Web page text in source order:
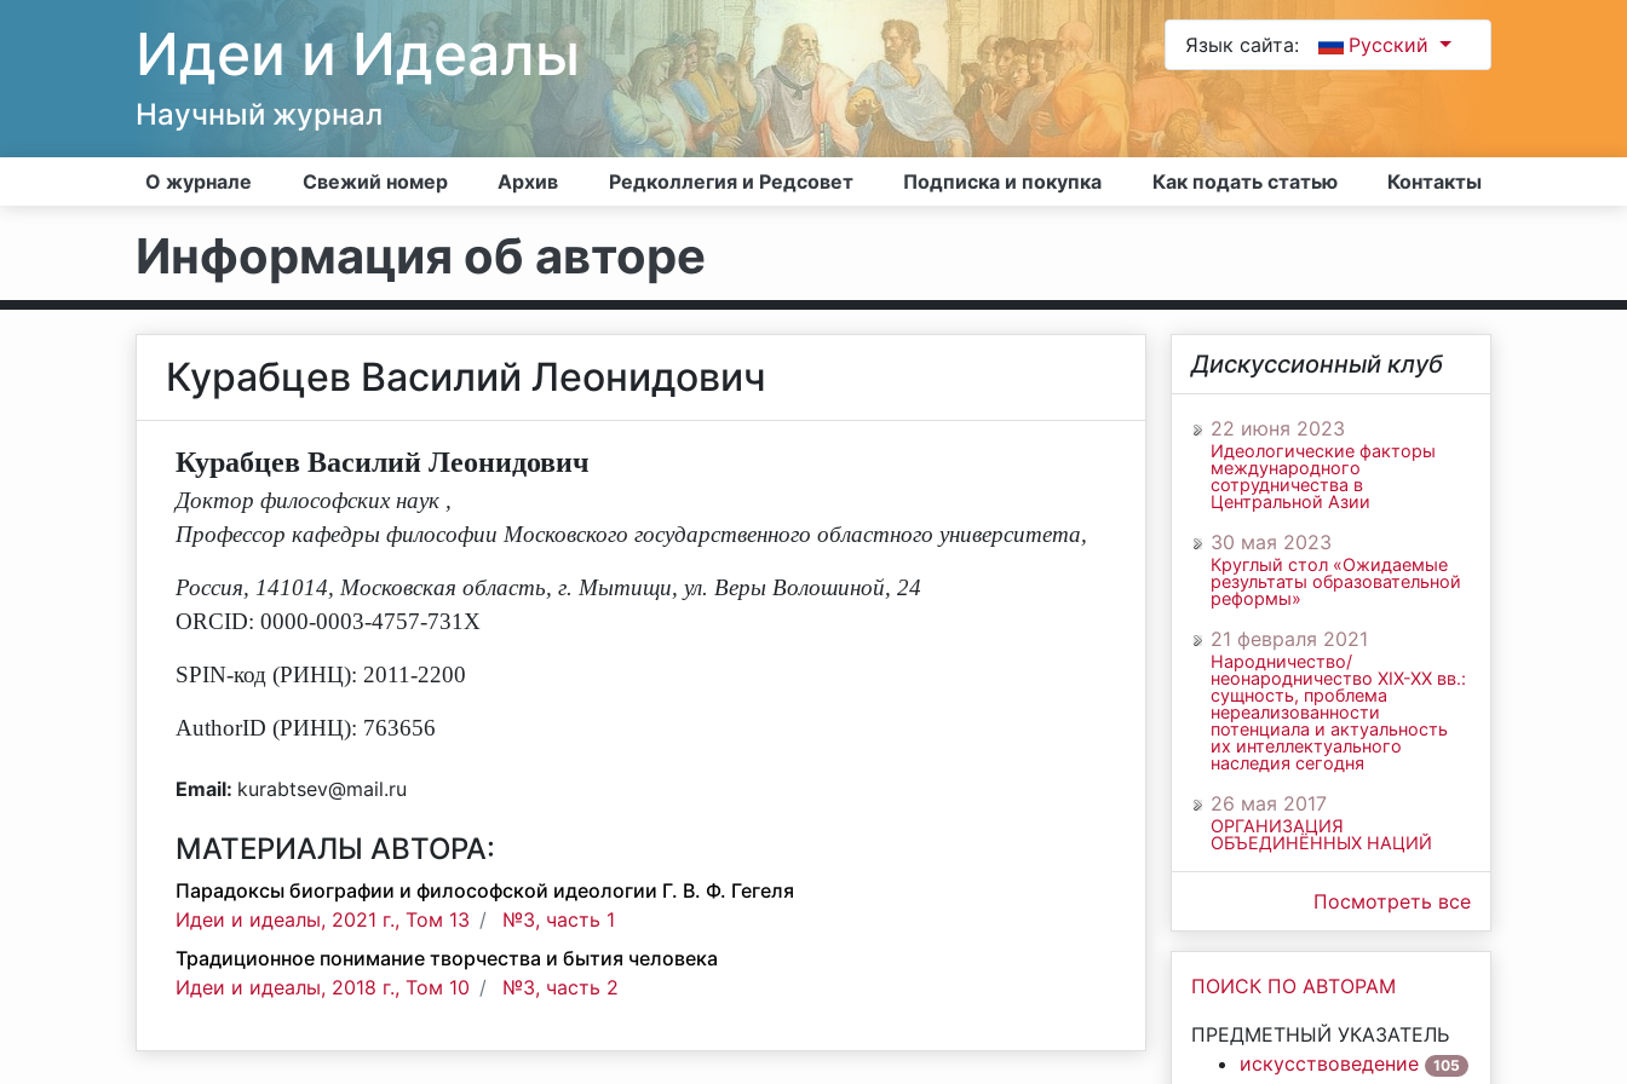
Идеи и Идеалы
Научный журнал
Язык сайта: Русский
О журнале Свежий номер Архив Редколлегия и Редсовет Подписка и покупка Как подать статью Контакты
Информация об авторе
Курабцев Василий Леонидович
Курабцев Василий Леонидович
Доктор философских наук ,
Профессор кафедры философии Московского государственного областного университета,
Россия, 141014, Московская область, г. Мытищи, ул. Веры Волошиной, 24
ORCID: 0000-0003-4757-731X
SPIN-код (РИНЦ): 2011-2200
AuthorID (РИНЦ): 763656
Email: kurabtsev@mail.ru
МАТЕРИАЛЫ АВТОРА:
Парадоксы биографии и философской идеологии Г. В. Ф. Гегеля
Идеи и идеалы, 2021 г., Том 13
№3, часть 1
Традиционное понимание творчества и бытия человека
Идеи и идеалы, 2018 г., Том 10
№3, часть 2
Дискуссионный клуб
22 июня 2023
Идеологические факторы
международного
сотрудничества в
Центральной Азии
30 мая 2023
Круглый стол «Ожидаемые
результаты образовательной
реформы»
21 февраля 2021
Народничество/
неонародничество ХIХ-ХХ вв.:
сущность, проблема
нереализованности
потенциала и актуальность
их интеллектуального
наследия сегодня
26 мая 2017
ОРГАНИЗАЦИЯ
ОБЪЕДИНЁННЫХ НАЦИЙ
Посмотреть все
ПОИСК ПО АВТОРАМ
ПРЕДМЕТНЫЙ УКАЗАТЕЛЬ
искусствоведение
105